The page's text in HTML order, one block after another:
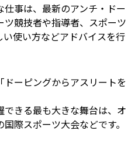
事は、最新のアンチ・ドー
競技者や指導者、スポーツ
使い方などアドバイスを行
ーピングからアスリートを
きる最も大きな舞台は、オ
際スポーツ大会などです。